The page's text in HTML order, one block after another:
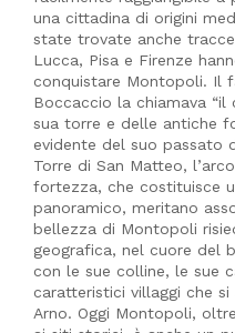
una cittadina di origini
state trovate anche
Lucca, Pisa e Firenze
conquistare Montopoli. Il
Boccaccio la chiamava
sua torre e delle antiche
evidente del suo passato
Torre di San Matteo,
fortezza, che costituisce
panoramico, meritano
bellezza di Montopoli
geografica, nel cuore del
con le sue colline, le sue
caratteristici villaggi che
Arno. Oggi Montopoli,